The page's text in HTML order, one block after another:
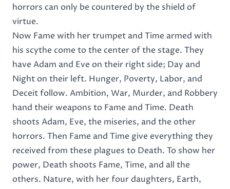
horrors can only be countered by the shield of
virtue.
Now Fame with her trumpet and Time armed with
his scythe come to the center of the stage. They
have Adam and Eve on their right side; Day and
Night on their left. Hunger, Poverty, Labor, and
Deceit follow. Ambition, War, Murder, and Robbery
hand their weapons to Fame and Time. Death
shoots Adam, Eve, the miseries, and the other
horrors. Then Fame and Time give everything they
received from these plagues to Death. To show her
power, Death shoots Fame, Time, and all the
others. Nature, with her four daughters, Earth,